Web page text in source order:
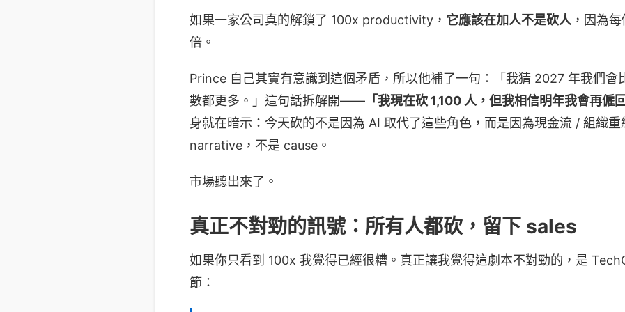
如果一家公司真的解鎖了 100x productivity， 它應該在加人不是砍人 ，因為
倍。
Prince 自己其實有意識到這個矛盾，所以他補了一句：「我猜 2027 年我們會
數都更多。」這句話拆解開—— 「我現在砍 1,100 人，但我相信明年我會再僱
身就在暗示：今天砍的不是因為 AI 取代了這些角色，而是因為現金流 / 組織
narrative，不是 cause。
市場聽出來了。
真正不對勁的訊號：所有人都砍，留下 sales
如果你只看到 100x 我覺得已經很糟。真正讓我覺得這劇本不對勁的，是
節：